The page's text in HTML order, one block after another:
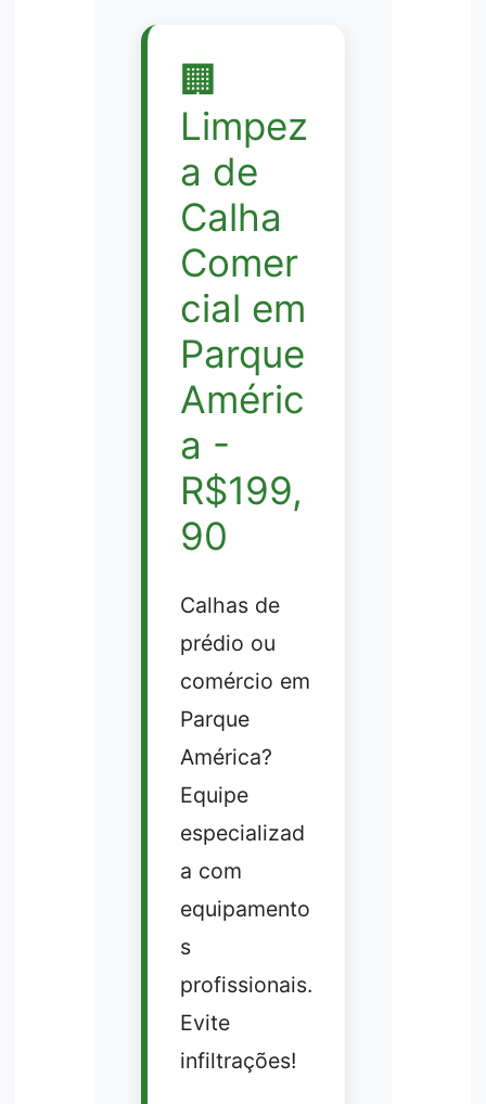
🏢
Limpez
a de
Calha
Comer
cial em
Parque
Améric
a -
R$199,
90
Calhas de
prédio ou
comércio em
Parque
América?
Equipe
especializad
a com
equipamento
s
profissionais.
Evite
infiltrações!